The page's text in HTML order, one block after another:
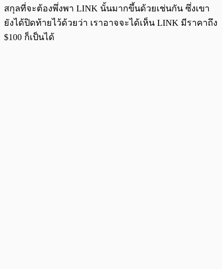
สกุลที่จะต้องพึ่งพา LINK นั้นมากขึ้นด้วยเช่นกัน ซึ่งเขา
ยังได้ปิดท้ายไว้ด้วยว่า เราอาจจะได้เห็น LINK มีราคาถึง
$100 ก็เป็นได้